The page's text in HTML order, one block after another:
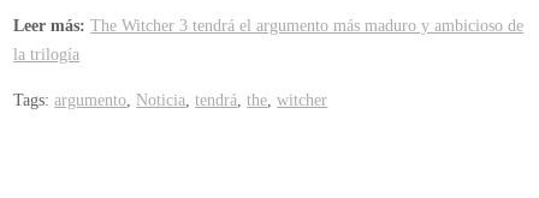
tendrá
más
Leer más: The Witcher 3 tendrá el argumento más maduro y ambicioso de
la trilogía
Tags:argumento, Noticia,tendrá,the,witcher